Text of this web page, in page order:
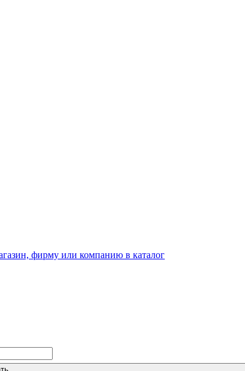
фирму или компанию в каталог